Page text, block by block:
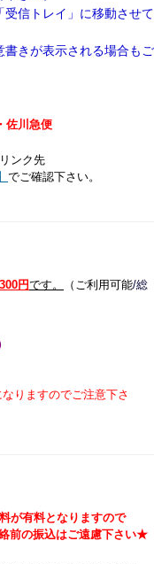
受信トレイ」に移動させて
書きが表示される場合もご
佐川急便
ンク先
でご確認下さい。
円です。 （ ご利用可能/総
りますのでご注意下さ
が有料となりますので
込はご遠慮下さい★